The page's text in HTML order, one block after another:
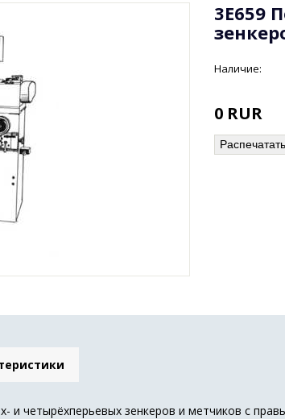
3Е659
Наличие:
0 RUR
Распечатать
и четырёхперьевых зенкеров и метчиков с